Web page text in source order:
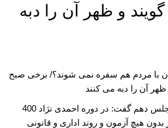
و ظهر آن را دبه
منتخب مردم تبریز در مجلس دهم گفت: در دوره احمدی نژاد 400
600 هزار نفر بدون هیچ آزمون و روند اداری و قانونی